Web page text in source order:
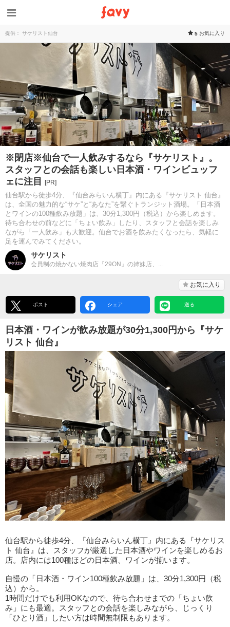
提供： サケリスト仙台 5 お気に入り
※閉店※仙台で一人飲みするなら『サケリスト』。
スタッフとの会話も楽しい日本酒・ワインビュッフ
ェに注目
[PR]
仙台駅から徒歩4分、『仙台みらいん横丁』内にある『サケリスト 仙台』
は、全国の魅力的な“サケ”と“あなた”を繋ぐトランジット酒場。「日本酒
とワインの100種飲み放題」は、30分1,300円（税込）から楽しめます。
待ち合わせの前などに「ちょい飲み」したり、スタッフと会話を楽しみ
ながら「一人飲み」も大歓迎。仙台でお酒を飲みたくなったら、気軽に
足を運んでみてください。
サケリスト
会員制の焼かない焼肉店『29ON』の姉妹店、...
お気に入り
ポスト シェア 送る
日本酒・ワインが飲み放題が30分1,300円から『サケ
リスト 仙台』
仙台駅から徒歩4分、『仙台みらいん横丁』内にある『サケリス
ト 仙台』は、スタッフが厳選した日本酒やワインを楽しめるお
店。店内には100種ほどの日本酒、ワインが揃います。
自慢の「日本酒・ワイン100種飲み放題」は、30分1,300円（税
込）から。
1時間だけでも利用OKなので、待ち合わせまでの「ちょい飲
み」にも最適。スタッフとの会話を楽しみながら、じっくり
「ひとり酒」したい方は時間無制限もあります。